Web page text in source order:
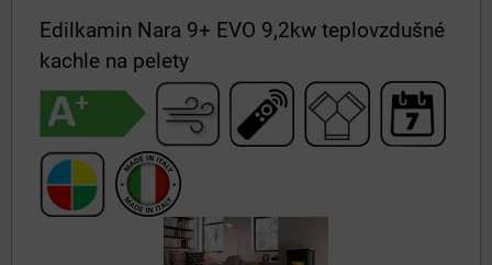
Edilkamin Nara 9+ EVO 9,2kw teplovzdušné
kachle na pelety